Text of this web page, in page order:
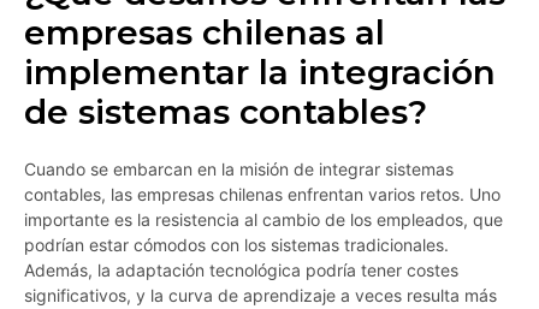
empresas chilenas al
implementar la integración
de sistemas contables?
Cuando se embarcan en la misión de integrar sistemas
contables, las empresas chilenas enfrentan varios retos. Uno
importante es la resistencia al cambio de los empleados, que
podrían estar cómodos con los sistemas tradicionales.
Además, la adaptación tecnológica podría tener costes
significativos, y la curva de aprendizaje a veces resulta más